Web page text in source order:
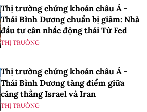
Thị trường chứng khoán châu Á -
Thái Bình Dương chuẩn bị giảm: Nhà
đầu tư cân nhắc động thái Từ Fed
THỊ TRƯỜNG
Thị trường chứng khoán châu Á -
Thái Bình Dương tăng điểm giữa
căng thẳng Israel và Iran
THỊ TRƯỜNG